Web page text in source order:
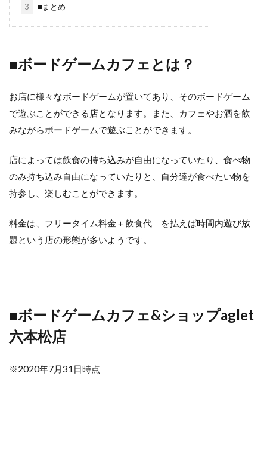
3 ■まとめ
■ボードゲームカフェとは？
お店に様々なボードゲームが置いてあり、そのボードゲーム
で遊ぶことができる店となります。また、カフェやお酒を飲
みながらボードゲームで遊ぶことができます。
店によっては飲食の持ち込みが自由になっていたり、食べ物
のみ持ち込み自由になっていたりと、自分達が食べたい物を
持参し、楽しむことができます。
料金は、フリータイム料金＋飲食代 を払えば時間内遊び放
題という店の形態が多いようです。
■ボードゲームカフェ&ショップaglet
六本松店
※2020年7月31日時点